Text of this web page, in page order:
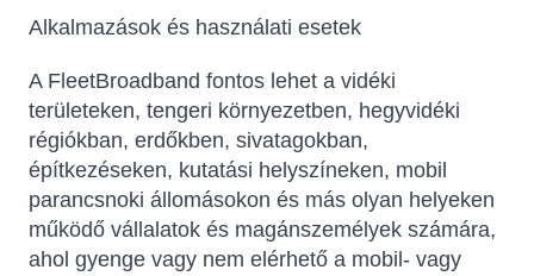
Alkalmazások és használati esetek
A FleetBroadband fontos lehet a vidéki
területeken, tengeri környezetben, hegyvidéki
régiókban, erdőkben, sivatagokban,
építkezéseken, kutatási helyszíneken, mobil
parancsnoki állomásokon és más olyan helyeken
működő vállalatok és magánszemélyek számára,
ahol gyenge vagy nem elérhető a mobil- vagy